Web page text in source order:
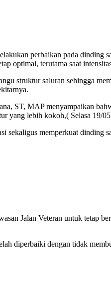
perbaikan pada dinding
optimal, terutama saat
struktur saluran sehingga
ST, MAP menyampaikan
yang lebih kokoh,( Selasa 19/
memperkuat dinding
Jalan Veteran untuk tetap
diperbaiki dengan tidak